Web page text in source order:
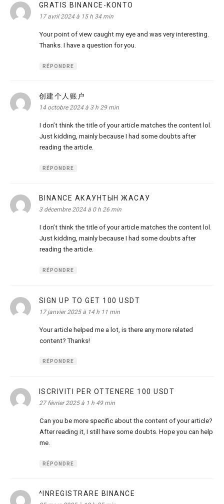
GRATIS BINANCE-KONTO
17 avril 2024 à 15 h 34 min
Your point of view caught my eye and was very interesting.
Thanks. I have a question for you.
RÉPONDRE
创建个人账户
14 octobre 2024 à 3 h 29 min
I don’t think the title of your article matches the content lol.
Just kidding, mainly because I had some doubts after
reading the article.
RÉPONDRE
BINANCE АКАУНТЫН ЖАСАУ
3 décembre 2024 à 0 h 26 min
I don’t think the title of your article matches the content lol.
Just kidding, mainly because I had some doubts after
reading the article.
RÉPONDRE
SIGN UP TO GET 100 USDT
17 janvier 2025 à 14 h 11 min
Your article helped me a lot, is there any more related
content? Thanks!
RÉPONDRE
ISCRIVITI PER OTTENERE 100 USDT
27 février 2025 à 1 h 49 min
Can you be more specific about the content of your article?
After reading it, I still have some doubts. Hope you can help
me.
RÉPONDRE
^INREGISTRARE BINANCE